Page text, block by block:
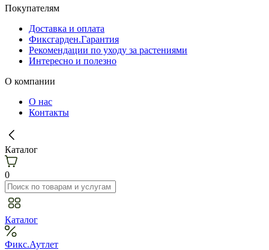
Покупателям
Доставка и оплата
Фиксгарден.Гарантия
Рекомендации по уходу за растениями
Интересно и полезно
О компании
О нас
Контакты
Каталог
0
Каталог
Фикс.Аутлет